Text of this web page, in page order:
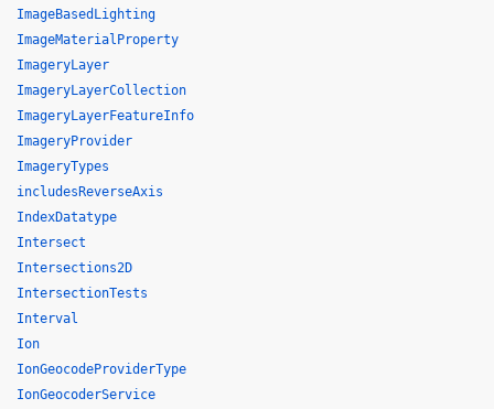
ImageBasedLighting
ImageMaterialProperty
ImageryLayer
ImageryLayerCollection
ImageryLayerFeatureInfo
ImageryProvider
ImageryTypes
includesReverseAxis
IndexDatatype
Intersect
Intersections2D
IntersectionTests
Interval
Ion
IonGeocodeProviderType
IonGeocoderService